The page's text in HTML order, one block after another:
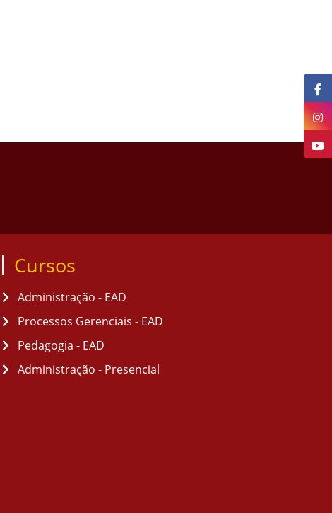
Cursos
Administração - EAD
Processos Gerenciais - EAD
Pedagogia - EAD
Administração - Presencial